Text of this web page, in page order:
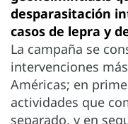
desparasitación
casos de lepra y
La campaña se
intervenciones
Américas; en
actividades que
separado, y en